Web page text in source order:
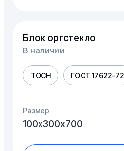
Блок оргстекло
В наличии
ТОСН ГОСТ 17622-72
Размер
100х300х700